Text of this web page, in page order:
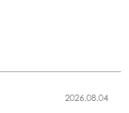
2026.08.04